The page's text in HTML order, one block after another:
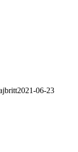
2021-06-23